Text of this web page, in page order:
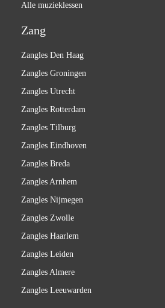
Alle muzieklessen
Zang
Zangles Den Haag
Zangles Groningen
Zangles Utrecht
Zangles Rotterdam
Zangles Tilburg
Zangles Eindhoven
Zangles Breda
Zangles Arnhem
Zangles Nijmegen
Zangles Zwolle
Zangles Haarlem
Zangles Leiden
Zangles Almere
Zangles Leeuwarden